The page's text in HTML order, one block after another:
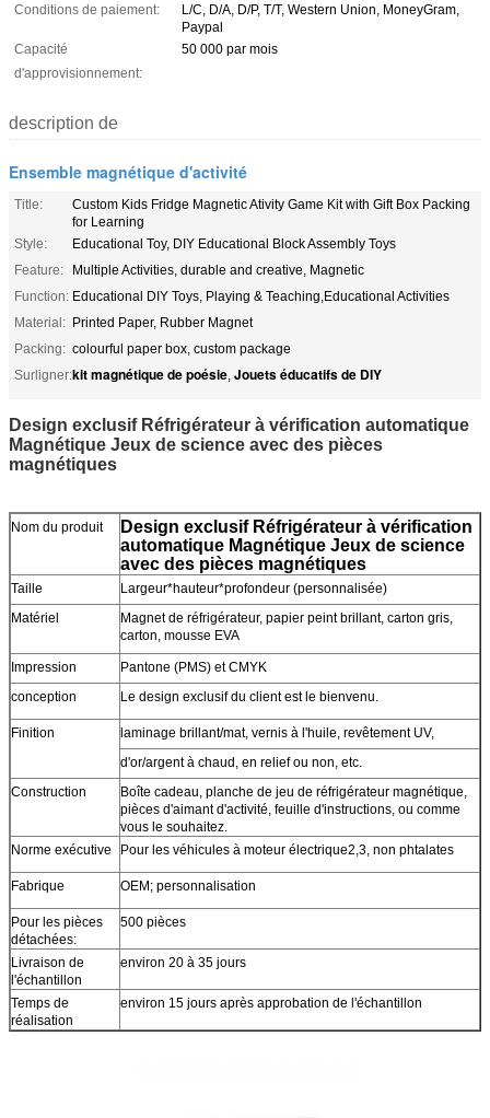
Conditions de paiement:
L/C, D/A, D/P, T/T, Western Union, MoneyGram,
Paypal
Capacité
d'approvisionnement:
50 000 par mois
description de
Ensemble magnétique d'activité
Title:
Custom Kids Fridge Magnetic Ativity Game Kit with Gift Box Packing
for Learning
Style:
Educational Toy, DIY Educational Block Assembly Toys
Feature:
Multiple Activities, durable and creative, Magnetic
Function: Educational DIY Toys, Playing & Teaching,Educational Activities
Material: Printed Paper, Rubber Magnet
Packing: colourful paper box, custom package
Surligner:kit magnétique de poésie, Jouets éducatifs de DIY
Design exclusif Réfrigérateur à vérification automatique
Magnétique Jeux de science avec des pièces
magnétiques
Nom du produit
Design exclusif Réfrigérateur à vérification
automatique Magnétique Jeux de science
avec des pièces magnétiques
Taille
Largeur*hauteur*profondeur (personnalisée)
Matériel
Magnet de réfrigérateur, papier peint brillant, carton gris,
carton, mousse EVA
Impression
Pantone (PMS) et CMYK
conception
Le design exclusif du client est le bienvenu.
Finition
laminage brillant/mat, vernis à l'huile, revêtement UV,
d'or/argent à chaud, en relief ou non, etc.
Construction
Boîte cadeau, planche de jeu de réfrigérateur magnétique,
pièces d'aimant d'activité, feuille d'instructions, ou comme
vous le souhaitez.
Norme exécutive
Pour les véhicules à moteur électrique2,3, non phtalates
Fabrique OEM; personnalisation
Pour les pièces
détachées:
500 pièces
Livraison de
l'échantillon
environ 20 à 35 jours
Temps de
réalisation
environ 15 jours après approbation de l'échantillon